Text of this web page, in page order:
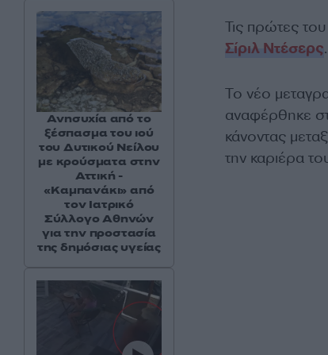
Τις πρώτες
Σίριλ Ντέσερς.
Το νέο
αναφέρθηκε
κάνοντας
την καριέρα
Ανησυχία από το
ξέσπασμα του ιού
του Δυτικού Νείλου
με κρούσματα στην
Αττική -
«Καμπανάκι» από
τον Ιατρικό
Σύλλογο Αθηνών
για την προστασία
της δημόσιας υγείας